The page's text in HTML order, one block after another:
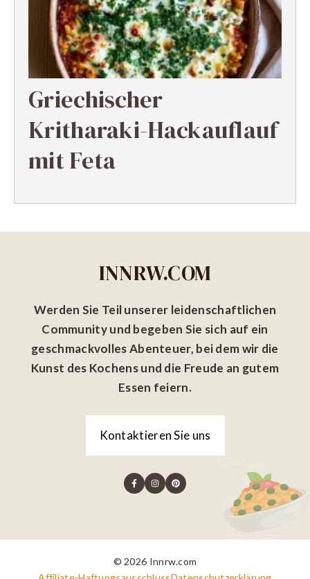
Griechischer
Kritharaki-Hackauflauf
mit Feta
INNRW.COM
Werden Sie Teil unserer leidenschaftlichen
Community und begeben Sie sich auf ein
geschmackvolles Abenteuer, bei dem wir die
Kunst des Kochens und die Freude an gutem
Essen feiern.
Kontaktieren Sie uns
© 2026 Innrw.com